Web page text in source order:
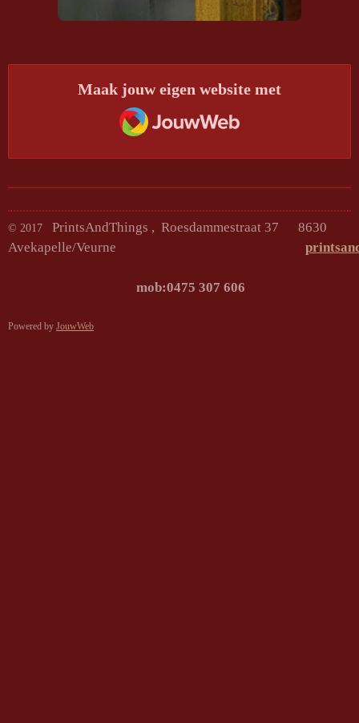
Maak jouw eigen website met
JouwWeb
© 2017 PrintsAndThings , Roesdammestraat 37 8630
Avekapelle/Veurne
mob:0475
Powered by JouwWeb